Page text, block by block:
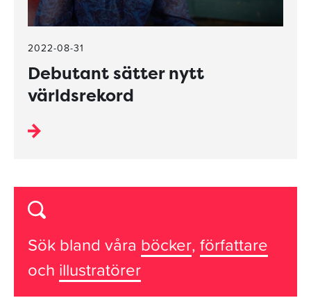
2022-08-31
Debutant sätter nytt
världsrekord
Sök bland våra böcker, författare
och illustratörer